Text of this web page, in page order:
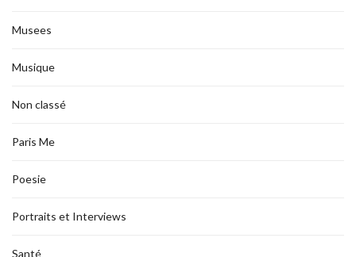
Musees
Musique
Non classé
Paris Me
Poesie
Portraits et Interviews
Santé